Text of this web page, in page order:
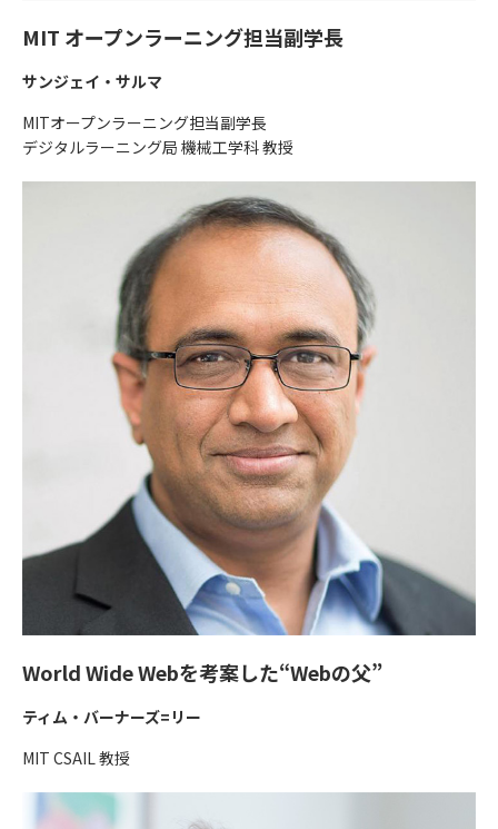
MIT オープンラーニング担当副学長
サンジェイ・サルマ
MITオープンラーニング担当副学長
デジタルラーニング局 機械工学科 教授
World Wide Webを考案した“Webの父”
ティム・バーナーズ=リー
MIT CSAIL 教授